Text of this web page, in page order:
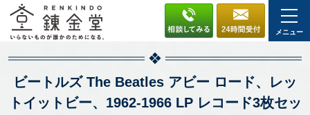
メニュー
ビートルズ The Beatles アビー ロード、レッ
トイットビー、1962-1966 LP レコード3枚セッ